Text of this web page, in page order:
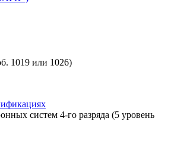
1019 или 1026)
систем 4-го разряда (5 уровень